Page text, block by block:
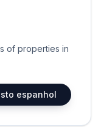
of properties in
espanhol